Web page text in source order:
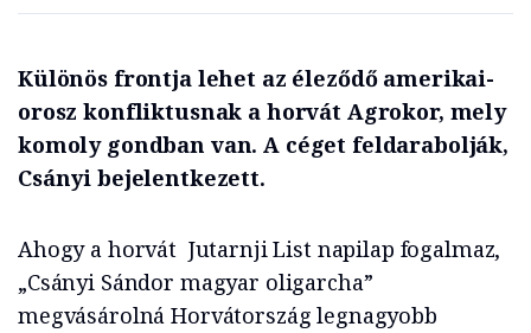
Különös frontja lehet az éleződő amerikai-
orosz konfliktusnak a horvát Agrokor, mely
komoly gondban van. A céget feldarabolják,
Csányi bejelentkezett.
Ahogy a horvát Jutarnji List napilap fogalmaz,
„Csányi Sándor magyar oligarcha”
megvásárolná Horvátország legnagyobb